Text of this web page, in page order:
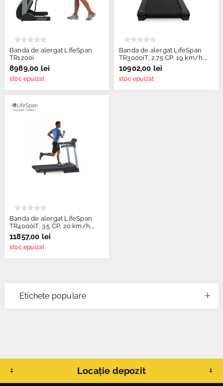
Banda de alergat LifeSpan
TR1200i
8989,00 lei
stoc epuizat
Banda de alergat LifeSpan
TR3000iT, 2.75 CP, 19 km/h,
pliabila
10902,00 lei
stoc epuizat
Banda de alergat LifeSpan
TR4000iT, 3.5 CP, 20 km/h,
pliabila
11857,00 lei
stoc epuizat
Etichete populare
Locație depozit